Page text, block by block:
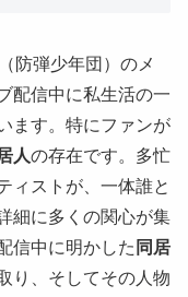
防弾少年団）のメ
配信中に私生活の一
ます。特にファンが
人の存在です。多忙
ィストが、一体誰と
細に多くの関心が集
信中に明かした 同居
り、そしてその人物